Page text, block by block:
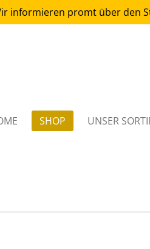
informieren promt über den
SHOP UNSER